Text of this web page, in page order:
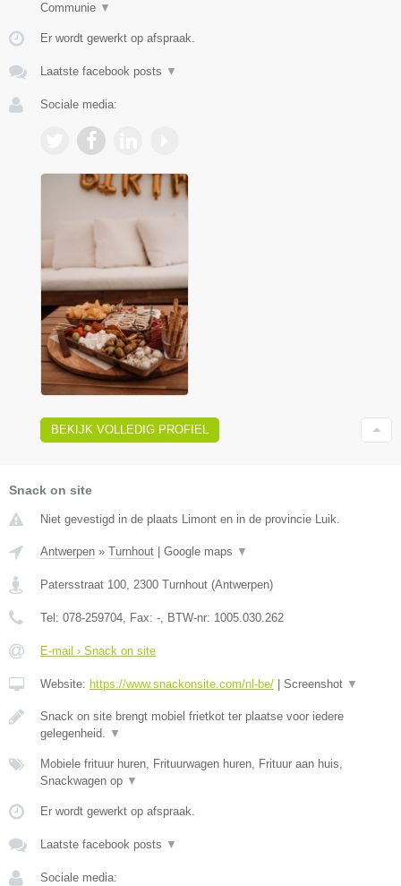
Communie ▼
Er wordt gewerkt op afspraak.
Laatste facebook posts ▼
Sociale media:
BEKIJK VOLLEDIG PROFIEL
Snack on site
Niet gevestigd in de plaats Limont en in de provincie Luik.
Antwerpen » Turnhout Google maps ▼
Patersstraat 100, 2300 Turnhout (Antwerpen)
Tel: 078-259704, Fax: -, BTW-nr: 1005.030.262
E-mail › Snack on site
Website: https://www.snackonsite.com/nl-be/ Screenshot ▼
Snack on site brengt mobiel frietkot ter plaatse voor iedere
gelegenheid. ▼
Mobiele frituur huren, Frituurwagen huren, Frituur aan huis,
Snackwagen op ▼
Er wordt gewerkt op afspraak.
Laatste facebook posts ▼
Sociale media: